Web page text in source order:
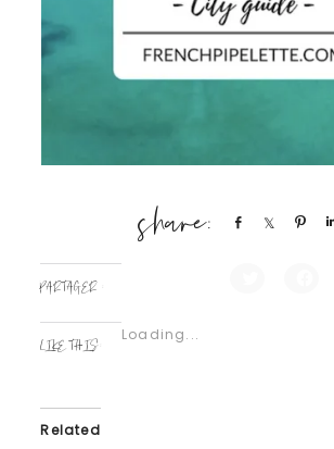
Share Share Pin
PARTAGER :
LIKE THIS:
Loading...
Related